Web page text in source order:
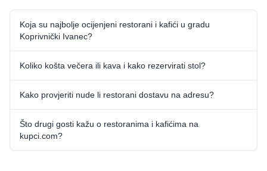
Koja su najbolje ocijenjeni restorani i kafići u gradu
Koprivnički Ivanec?
Koliko košta večera ili kava i kako rezervirati stol?
Kako provjeriti nude li restorani dostavu na adresu?
Što drugi gosti kažu o restoranima i kafićima na
kupci.com?